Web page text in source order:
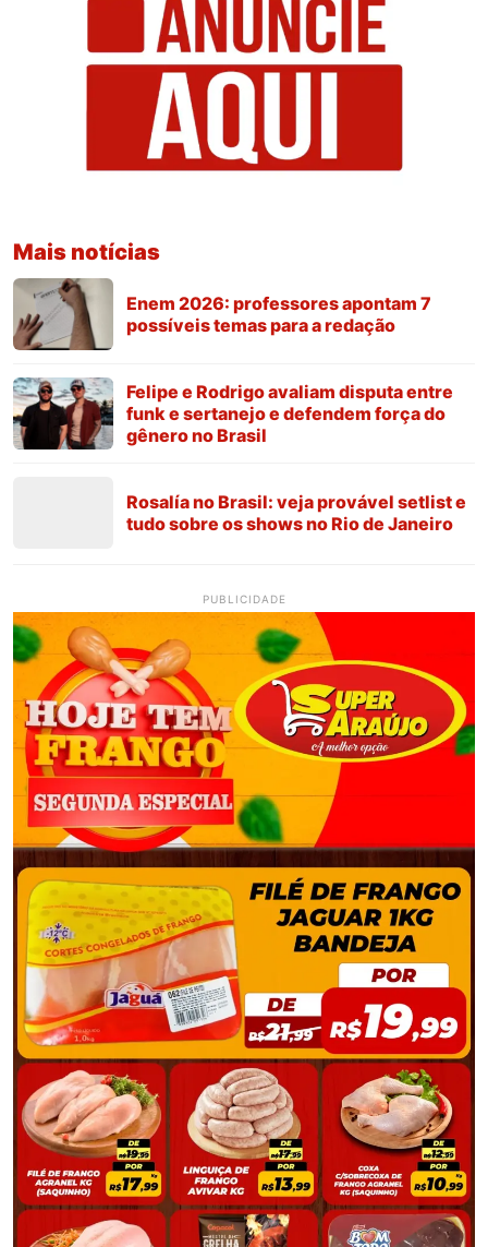
Mais notícias
Enem 2026: professores apontam 7
possíveis temas para a redação
Felipe e Rodrigo avaliam disputa entre
funk e sertanejo e defendem força do
gênero no Brasil
Rosalía no Brasil: veja provável setlist e
tudo sobre os shows no Rio de Janeiro
PUBLICIDADE